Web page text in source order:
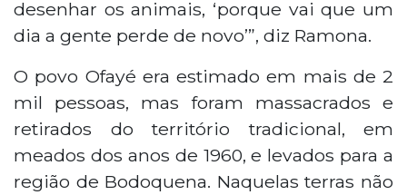
desenhar os animais, ‘porque vai que um
dia a gente perde de novo’”, diz Ramona.
O povo Ofayé era estimado em mais de 2
mil pessoas, mas foram massacrados e
retirados do território tradicional, em
meados dos anos de 1960, e levados para a
região de Bodoquena. Naquelas terras não